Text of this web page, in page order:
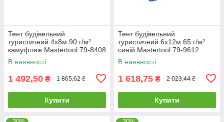
Тент будівельний
туристичний 4х8м 90 г/м²
камуфляж Mastertool 79-8408
В наявності
1 492,50 ₴ 1 865,62 ₴
Купити
Тент будівельний
туристичний 6х12м 65 г/м²
синій Mastertool 79-9612
В наявності
1 618,75 ₴ 2 023,44 ₴
Купити